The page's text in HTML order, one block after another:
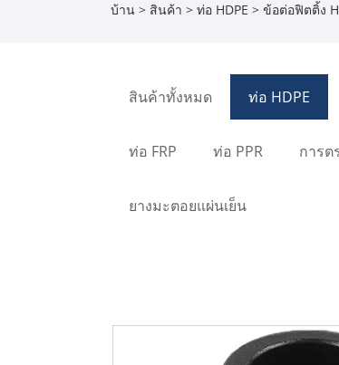
บ้าน > สินค้า > ท่อ HDPE > ข้อต่อฟิตติ้ง
สินค้าทั้งหมด ท่อ HDPE
ท่อ FRP ท่อ PPR การต
ยางมะตอยแผ่นเย็น